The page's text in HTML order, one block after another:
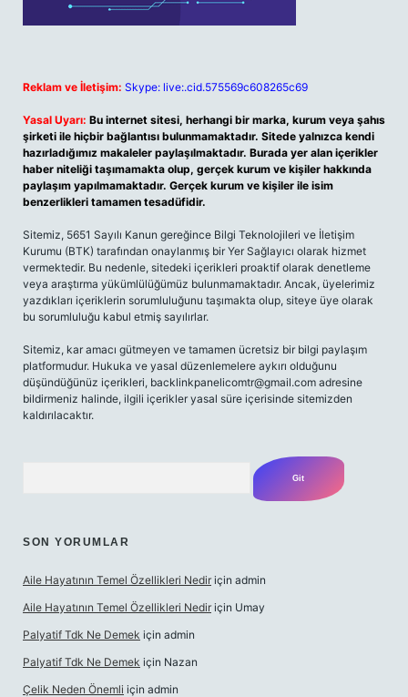
Reklam ve İletişim: Skype: live:.cid.575569c608265c69
Yasal Uyarı: Bu internet sitesi, herhangi bir marka, kurum veya şahıs
şirketi ile hiçbir bağlantısı bulunmamaktadır. Sitede yalnızca kendi
hazırladığımız makaleler paylaşılmaktadır. Burada yer alan içerikler
haber niteliği taşımamakta olup, gerçek kurum ve kişiler hakkında
paylaşım yapılmamaktadır. Gerçek kurum ve kişiler ile isim
benzerlikleri tamamen tesadüfidir.
Sitemiz, 5651 Sayılı Kanun gereğince Bilgi Teknolojileri ve İletişim
Kurumu (BTK) tarafından onaylanmış bir Yer Sağlayıcı olarak hizmet
vermektedir. Bu nedenle, sitedeki içerikleri proaktif olarak denetleme
veya araştırma yükümlülüğümüz bulunmamaktadır. Ancak, üyelerimiz
yazdıkları içeriklerin sorumluluğunu taşımakta olup, siteye üye olarak
bu sorumluluğu kabul etmiş sayılırlar.
Sitemiz, kar amacı gütmeyen ve tamamen ücretsiz bir bilgi paylaşım
platformudur. Hukuka ve yasal düzenlemelere aykırı olduğunu
düşündüğünüz içerikleri, backlinkpanelicomtr@gmail.com adresine
bildirmeniz halinde, ilgili içerikler yasal süre içerisinde sitemizden
kaldırılacaktır.
SON YORUMLAR
Aile Hayatının Temel Özellikleri Nedir için admin
Aile Hayatının Temel Özellikleri Nedir için Umay
Palyatif Tdk Ne Demek için admin
Palyatif Tdk Ne Demek için Nazan
Çelik Neden Önemli için admin